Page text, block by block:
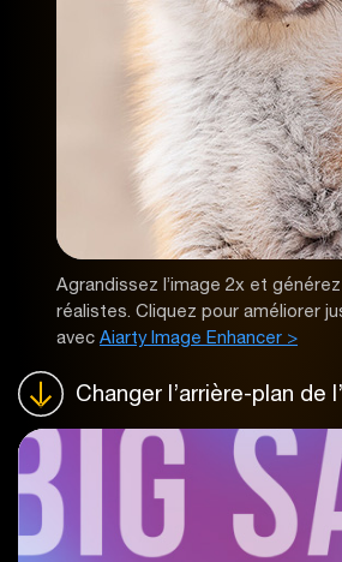
Changer l’arrière-plan de
Agrandissez l’image 2x et
réalistes. Cliquez pour améliorer
avec Aiarty Image Enhancer >